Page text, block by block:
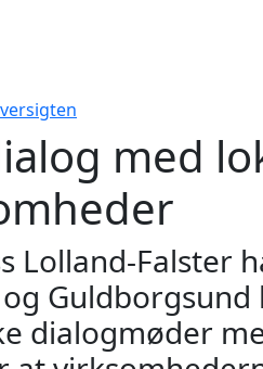
med
Lolland-Falster
dialogmøder